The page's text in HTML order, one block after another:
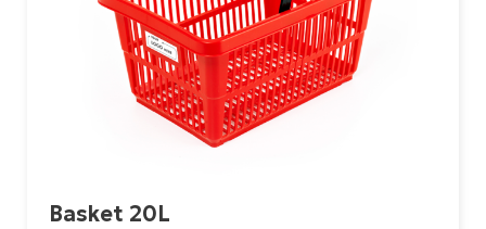
Basket 20L